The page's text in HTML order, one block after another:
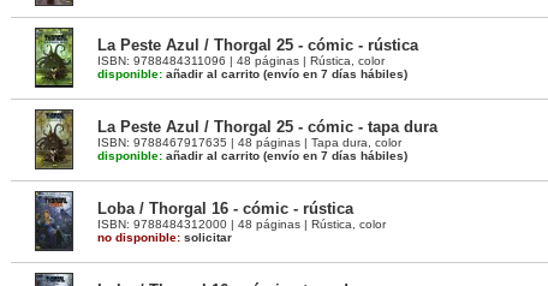
La Peste Azul / Thorgal 25 - cómic - rústica
ISBN: 9788484311096 | 48 páginas | Rústica, color
disponible: añadir al carrito (envío en 7 días hábiles)
La Peste Azul / Thorgal 25 - cómic - tapa dura
ISBN: 9788467917635 | 48 páginas | Tapa dura, color
disponible: añadir al carrito (envío en 7 días hábiles)
Loba / Thorgal 16 - cómic - rústica
ISBN: 9788484312000 | 48 páginas | Rústica, color
no disponible: solicitar